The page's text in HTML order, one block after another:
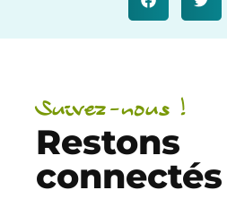
Suivez-nous !
Restons